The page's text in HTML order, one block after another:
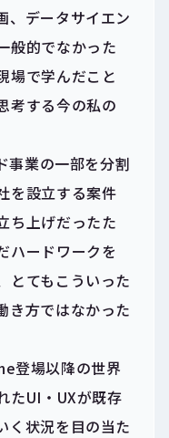
、データサイエン
般的でなかった
場で学んだこと
考する今の私の
事業の一部を分割
を設立する案件
ち上げだったた
ハードワークを
とてもこういった
き方ではなかった
登場以降の世界
たUI・UXが既存
く状況を目の当た